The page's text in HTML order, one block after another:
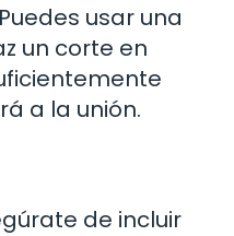
usar una
un corte en
a la unión.
de incluir